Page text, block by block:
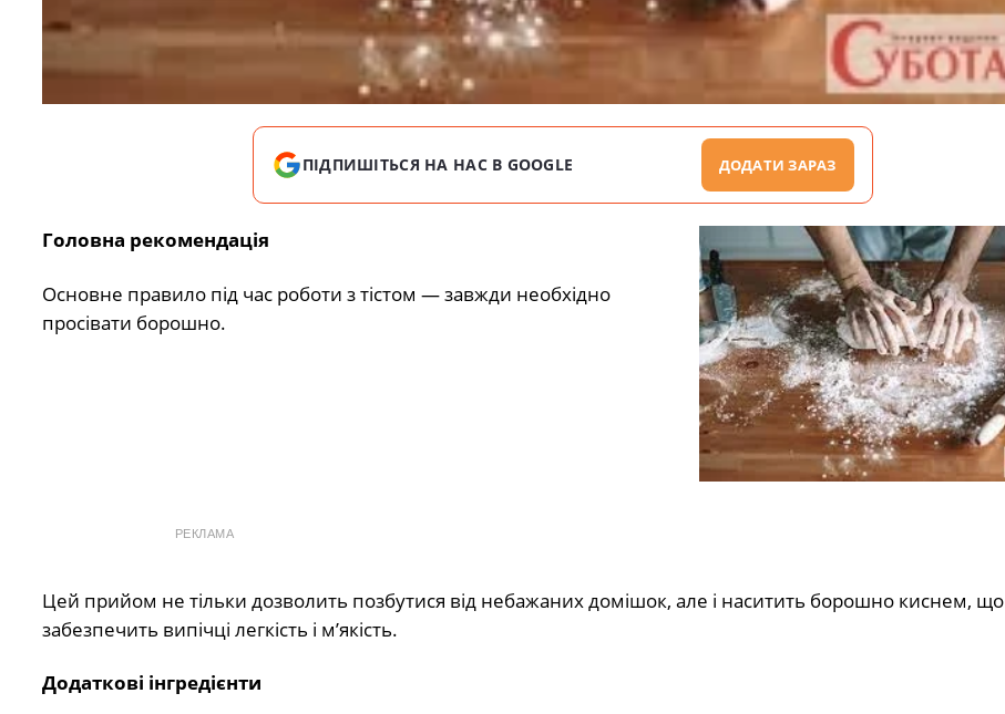
ПІДПИШІТЬСЯ НА НАС В GOOGLE ДОДАТИ ЗАРАЗ
Головна рекомендація
Основне правило під час роботи з тістом — завжди необхідно
просівати борошно.
РЕКЛАМА
Цей прийом не тільки дозволить позбутися від небажаних домішок, але і наситить борошно киснем, що
забезпечить випічці легкість і м’якість.
Додаткові інгредієнти